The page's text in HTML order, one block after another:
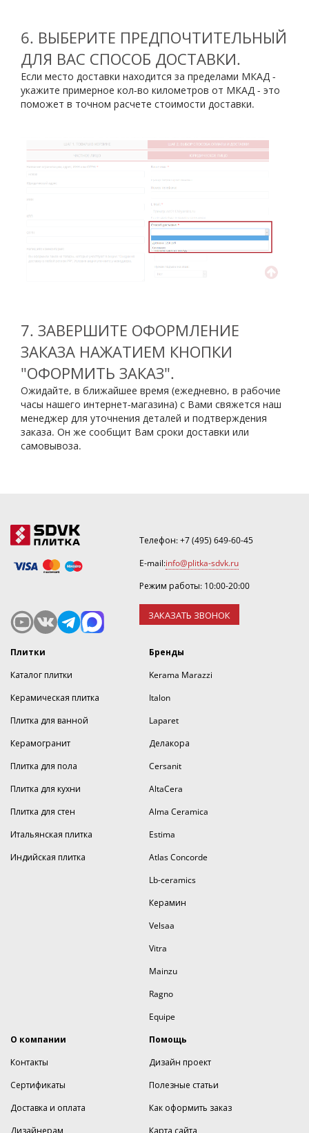
6. ВЫБЕРИТЕ ПРЕДПОЧТИТЕЛЬНЫЙ
ДЛЯ ВАС СПОСОБ ДОСТАВКИ.
Если место доставки находится за пределами МКАД -
укажите примерное кол-во километров от МКАД - это
поможет в точном расчете стоимости доставки.
7. ЗАВЕРШИТЕ ОФОРМЛЕНИЕ
ЗАКАЗА НАЖАТИЕМ КНОПКИ
"ОФОРМИТЬ ЗАКАЗ".
Ожидайте, в ближайшее время (ежедневно, в рабочие
часы нашего интернет-магазина) с Вами свяжется наш
менеджер для уточнения деталей и подтверждения
заказа. Он же сообщит Вам сроки доставки или
самовывоза.
Телефон:+7 (495) 649-60-45
E-mail:info@plitka-sdvk.ru
Режим работы: 10:00-20:00
ЗАКАЗАТЬ ЗВОНОК
Плитки
Каталог плитки
Керамическая плитка
Плитка для ванной
Керамогранит
Плитка для пола
Плитка для кухни
Плитка для стен
Итальянская плитка
Индийская плитка
Бренды
Kerama Marazzi
Italon
Laparet
Делакора
Cersanit
AltaCera
Alma Ceramica
Estima
Atlas Concorde
Lb-ceramics
Керамин
Velsaa
Vitra
Mainzu
Ragno
Equipe
О компании
Контакты
Сертификаты
Доставка и оплата
Помощь
Дизайн проект
Полезные статьи
Как оформить заказ